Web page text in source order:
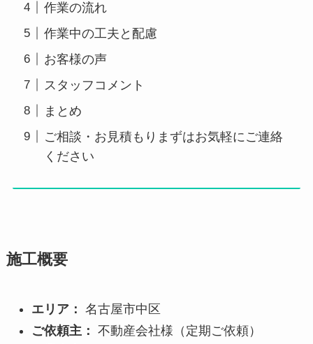
作業の流れ
作業中の工夫と配慮
お客様の声
スタッフコメント
まとめ
ご相談・お見積もりまずはお気軽にご連絡
ください
施工概要
エリア： 名古屋市中区
ご依頼主： 不動産会社様（定期ご依頼）